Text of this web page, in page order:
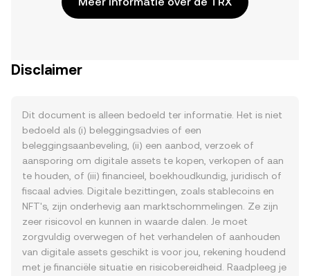
Disclaimer
Dit document is alleen bedoeld ter informatie. Het is niet
bedoeld als (i) beleggingsadvies of een
beleggingsaanbeveling, (ii) een aanbod, verzoek of
aansporing om digitale assets te kopen, verkopen of aan
te houden, of (iii) financieel, boekhoudkundig, juridisch of
fiscaal advies. Digitale bezittingen, zoals stablecoins en
NFT's, zijn onderhevig aan marktschommelingen. Ze zijn
zeer risicovol en kunnen in waarde dalen. Je moet
zorgvuldig overwegen of het verhandelen of aanhouden
van digitale assets geschikt is voor jou, rekening houdend
met je financiële situatie en risicobereidheid. Raadpleeg je